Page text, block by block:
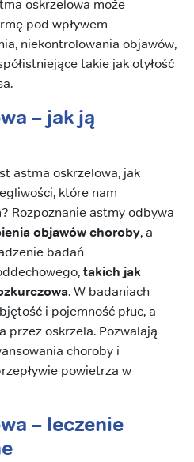
oskrzelowa może
pod wpływem
niekontrolowania objawów,
takie jak otyłość
– jak ją
astma oskrzelowa, jak
które nam
Rozpoznanie astmy odbywa
objawów choroby, a
badań
takich jak
. W badaniach
i pojemność płuc, a
przez oskrzela. Pozwalają
choroby i
powietrza w
– leczenie